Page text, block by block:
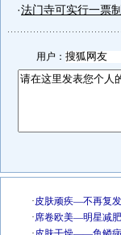
·法门寺可实行一票制
用户：